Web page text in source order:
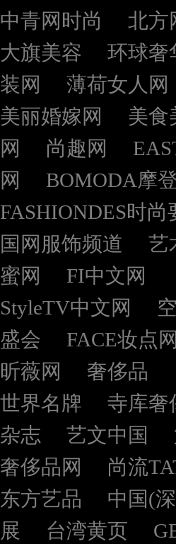
中青网时尚 北方
大旗美容
环球奢
装网
薄荷女人网
美丽婚嫁网
美食
网
尚趣网
网
BOMODA摩
FASHIONDES时尚
国网服饰频道
艺
蜜网
FI中文网
StyleTV中文网
盛会
FACE妆点网
昕薇网
奢侈品
世界名牌
寺库奢
杂志
艺文中国
奢侈品网
尚流
东方艺品
中国(
展
台湾黄页